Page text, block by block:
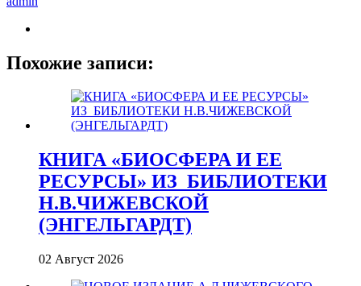
Похожие записи:
КНИГА «БИОСФЕРА И ЕЕ
РЕСУРСЫ» ИЗ_БИБЛИОТЕКИ
Н.В.ЧИЖЕВСКОЙ
(ЭНГЕЛЬГАРДТ)
02 Август 2026